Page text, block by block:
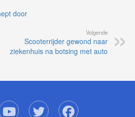
door
Volgende
Scooterrijder gewond naar
ziekenhuis na botsing met auto